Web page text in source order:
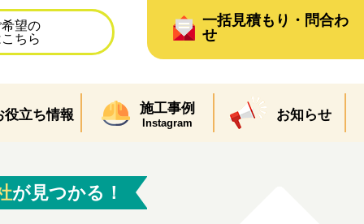
望の
ちら
一括見積もり・問合わ
せ
役立ち情報 施工事例
Instagram お知らせ
が見つかる！